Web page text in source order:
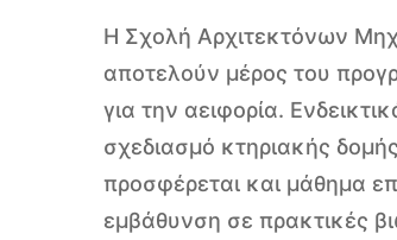
Η Σχολή Αρχιτεκτόνων
αποτελούν μέρος του
για την αειφορία.
σχεδιασμό κτηριακής
προσφέρεται και μάθημα
εμβάθυνση σε πρακτικές